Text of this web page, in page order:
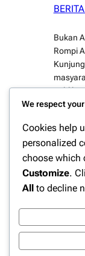
Bukan
Rompi
publik.
atau
mencuri
media
We respect
Cookies help
personalized
choose which
Customize.
All to decline